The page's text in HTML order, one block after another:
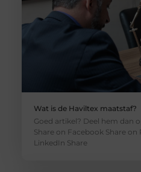
Wat is de Haviltex maatstaf?
Goed artikel? Deel hem dan
Share on Facebook Share on
LinkedIn Share